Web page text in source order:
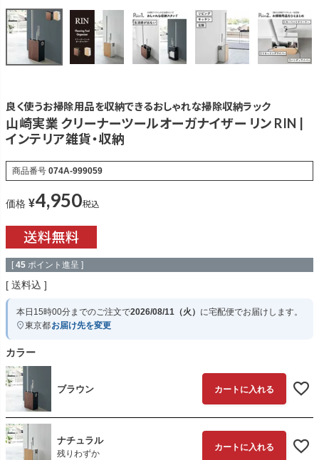
良く使うお掃除用品を収納できるおしゃれな掃除収納ラック
山崎実業 クリーナーツールオーガナイザー リン RIN |
インテリア雑貨・収納
商品番号 074A-999059
価格 ¥4,950税込
[ 45 ポイント進呈 ]
送料込
本日 15時00分までのご注文で2026/08/11（火） に宅配便でお届けします。
東京都お届け先を変更
カラー
ブラウン カートに入れる
ナチュラル
残りわずか
カートに入れる